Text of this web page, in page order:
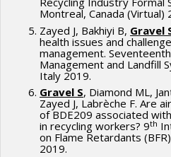
Montreal, Canada (Virtual)
Zayed J, Bakhiyi B, Gravel
health issues and
management.
Management and Landfill
Italy 2019.
Gravel S, Diamond ML,
Zayed J, Labrèche F. Are
of BDE209 associated
in recycling workers? 9th
on Flame Retardants
2019.